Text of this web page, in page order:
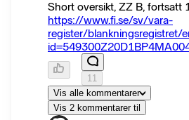
Short oversikt, ZZ B, fortsatt
https://www.fi.se/sv/vara-
register/blankningsregistret/
11
Vis alle kommentarer
Vis 2 kommentarer til